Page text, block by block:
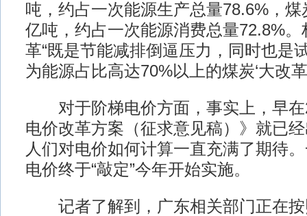
吨，约占一次能源生产总量78.6%，
亿吨，约占一次能源消费总量72.8%
革“既是节能减排倒逼压力，同时也是
为能源占比高达70%以上的煤炭‘大改
对于阶梯电价方面，事实上，早在
电价改革方案（征求意见稿）》就已
人们对电价如何计算一直充满了期待
电价终于“敲定”今年开始实施。
记者了解到，广东相关部门正在按